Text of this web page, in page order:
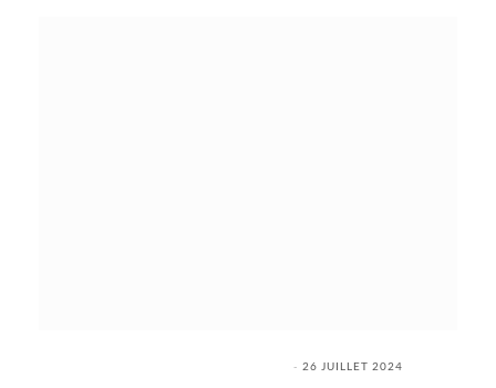
26 JUILLET 2024